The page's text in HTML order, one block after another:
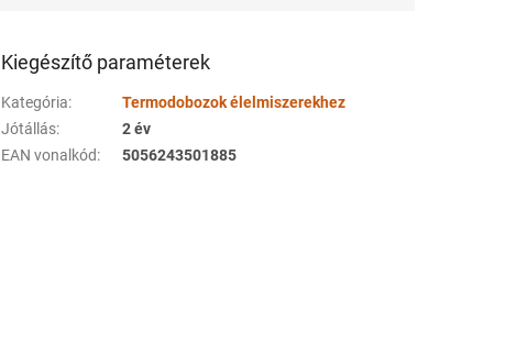
Kiegészítő paraméterek
Kategória:
Termodobozok élelmiszerekhez
Jótállás:
2 év
EAN vonalkód: 5056243501885